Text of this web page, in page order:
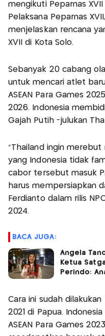
mengikuti Peparnas
Pelaksana Peparnas
menjelaskan rencana
XVII di Kota Solo.
Sebanyak 20 cabang
untuk mencari atlet
ASEAN Para Games
2026. Indonesia
Gajah Putih -julukan
"Thailand ingin
yang Indonesia tidak
cabor tersebut masuk
harus mempersiapkan
Ferdianto dalam rilis
2024.
BACA JUGA:
Angela
Ketua
Perindo:
Cara ini sudah
2021 di Papua.
ASEAN Para Games